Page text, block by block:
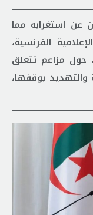
عن استغرابه مما
الفرنسية،
حول مزاعم تتعلق
والتهديد بوقفها،